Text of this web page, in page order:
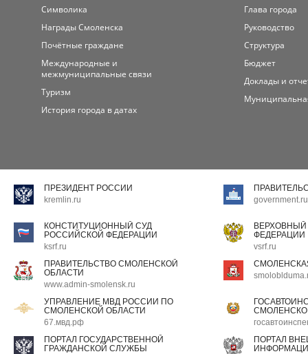
Символика
Награды Смоленска
Почётные граждане
Международные и
межмуниципальные связи
Туризм
История города в датах
Глава города
Руководство
Структура
Бюджет
Доклады и
ПРЕЗИДЕНТ РОССИИ
kremlin.ru
government.ru
КОНСТИТУЦИОННЫЙ СУД
РОССИЙСКОЙ ФЕДЕРАЦИИ
ksrf.ru
ФЕДЕРАЦИИ
vsrf.ru
ПРАВИТЕЛЬСТВО СМОЛЕНСКОЙ
ОБЛАСТИ
www.admin-smolensk.ru
УПРАВЛЕНИЕ МВД РОССИИ ПО
СМОЛЕНСКОЙ ОБЛАСТИ
67.мвд.рф
ПОРТАЛ ГОСУДАРСТВЕННОЙ
ГРАЖДАНСКОЙ СЛУЖБЫ
ПОРТАЛ